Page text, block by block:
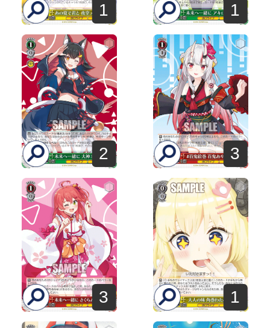
1 1
2 3
3 1